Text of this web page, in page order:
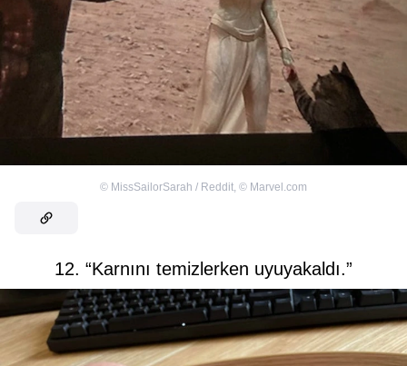
© MissSailorSarah / Reddit © Marvel.com
12. “Karnını temizlerken uyuyakaldı.”